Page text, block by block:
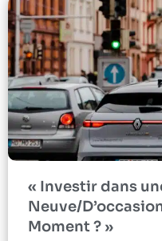
« Investir dans
Neuve/
Moment ? »